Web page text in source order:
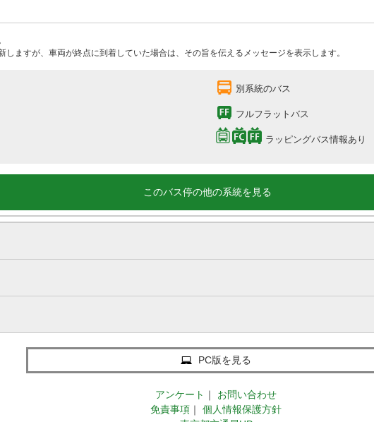
ますが、車両が終点に到着していた場合は、その旨を伝えるメッセージを表示します。
別系統のバス
フルフラットバス
ラッピングバス情報あり
このバス停の他の系統を見る
PC版を見る
アンケート ｜
お問い合わせ
免責事項 ｜
個人情報保護方針